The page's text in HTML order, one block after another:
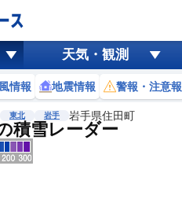
天気・観測
情報 地震情報 警報・注意報
東北 岩手 岩手県住田町
積雪レーダー